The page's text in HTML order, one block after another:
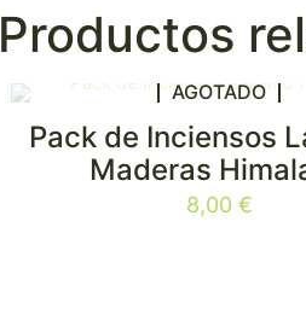
Productos
AGOTADO
Pack de Inciensos
Maderas
8,00 €